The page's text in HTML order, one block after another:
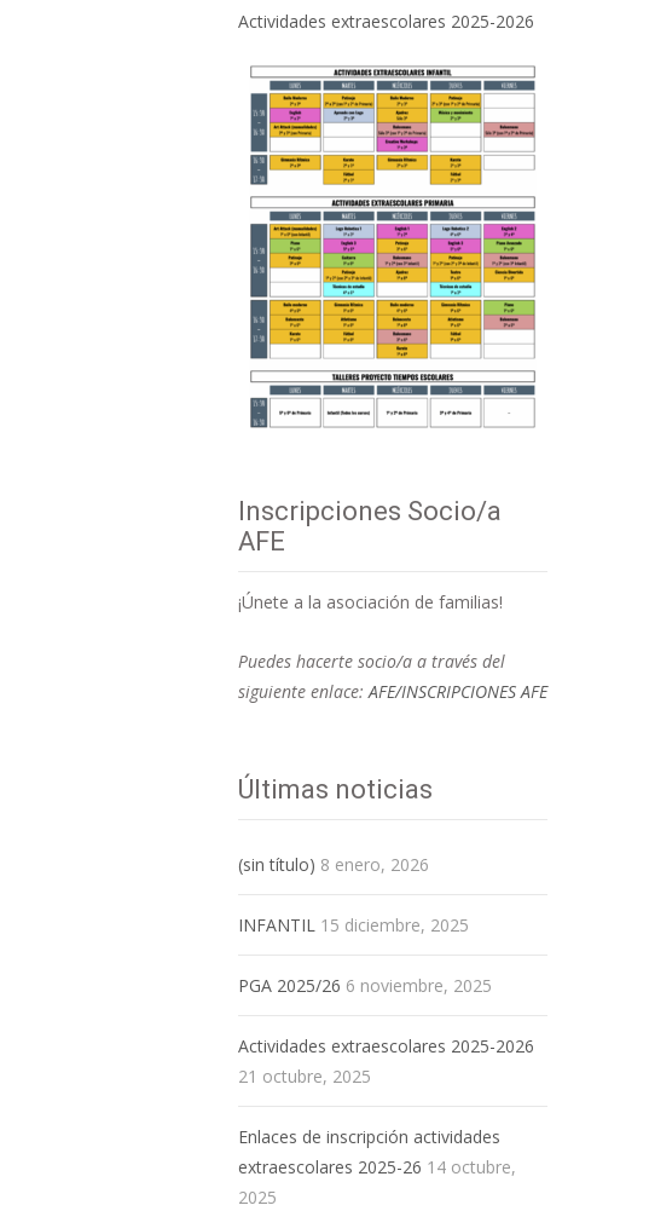
Actividades extraescolares 2025-2026
Inscripciones Socio/a
AFE
¡Únete a la asociación de familias!
Puedes hacerte socio/a a través del
siguiente enlace:AFE/INSCRIPCIONES AFE
Últimas noticias
(sin título) 8 enero, 2026
INFANTIL 15 diciembre, 2025
PGA 2025/26 6 noviembre, 2025
Actividades extraescolares 2025-2026
21 octubre, 2025
Enlaces de inscripción actividades
extraescolares 2025-26 14 octubre,
2025